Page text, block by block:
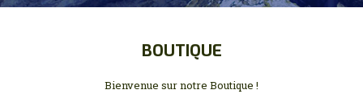
BOUTIQUE
Bienvenue sur notre Boutique !
GUIDAGES
BOUTIQUE EN LIGNE
POUR LES